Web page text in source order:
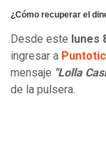
¿Cómo recuperar el
Desde este lunes
ingresar a
mensaje "Lolla
de la pulsera.